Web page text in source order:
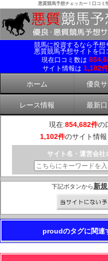
悪質競馬予想チェッカー！口コミ
競馬に投資するなら予想
悪質競馬予想サイトを口
現在口コミ数は
サイト情報は 1,102
ホーム 優良
レース情報 最新
現在:854,682件の
1,102件のサイト情
サイト名・運営会
下記ボタンから 新
proudのタグに関連